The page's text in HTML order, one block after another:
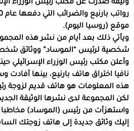
وثيقة صدرت عن مكتب رئيس الوزراء
موقع (روسيا اليوم).
ويأتي ذلك بعد أيام من نشر هذه
شخصية لرئيس “الموساد” ووثائق
وأعلن مكتب رئيس الوزراء الإسرائيلي
نافيا اختراق هاتف بارنيع، بينها
هذه المعلومات هو هاتف قديم لزوجة
لكن المجموعة لدى نشرها الوثيقة
واستهزأت من رئيس (الموساد) مخاطبا
إليك وثائق جديدة إلى هاتف زوجتك